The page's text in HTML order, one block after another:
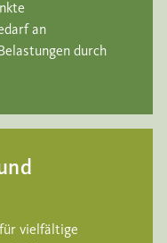
an
durch
vielfältige